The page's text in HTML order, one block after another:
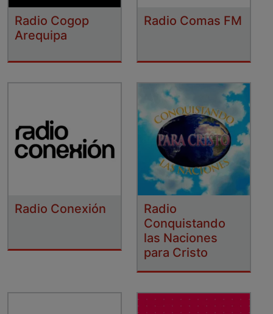
Radio Cogop
Arequipa
Radio Comas FM
Radio Conexión
Radio
Conquistando
las Naciones
para Cristo